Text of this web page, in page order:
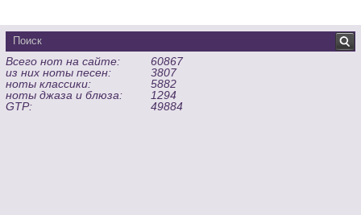
Всего нот на сайте:
60867
из них ноты песен:
3807
ноты классики:
5882
ноты джаза и блюза:
1294
GTP:
49884